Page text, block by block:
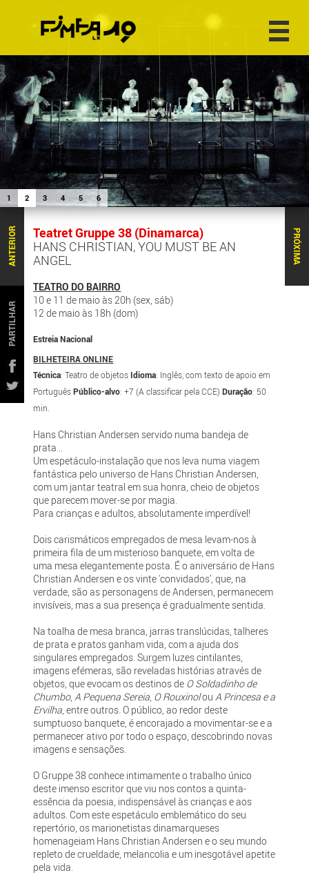
1 2 3 4 5 6
PRÓXIMA
ANTERIOR
PARTILHAR
Teatret Gruppe 38 (Dinamarca)
HANS CHRISTIAN, YOU MUST BE AN
ANGEL
TEATRO DO BAIRRO
10 e 11 de maio às 20h (sex, sáb)
12 de maio às 18h (dom)
Estreia Nacional
BILHETEIRA ONLINE
Técnica: Teatro de objetos Idioma: Inglês, com texto de apoio em
PortuguêsPúblico-alvo: +7 (A classificar pela CCE)Duração: 50
min.
Hans Christian Andersen servido numa bandeja de
prata...
Um espetáculo-instalação que nos leva numa viagem
fantástica pelo universo de Hans Christian Andersen,
com um jantar teatral em sua honra, cheio de objetos
que parecem mover-se por magia.
Para crianças e adultos, absolutamente imperdível!
Dois carismáticos empregados de mesa levam-nos à
primeira fila de um misterioso banquete, em volta de
uma mesa elegantemente posta. É o aniversário de Hans
Christian Andersen e os vinte 'convidados’, que, na
verdade, são as personagens de Andersen, permanecem
invisíveis, mas a sua presença é gradualmente sentida.
Na toalha de mesa branca, jarras translúcidas, talheres
de prata e pratos ganham vida, com a ajuda dos
singulares empregados. Surgem luzes cintilantes,
imagens efémeras, são reveladas histórias através de
objetos, que evocam os destinos de O Soldadinho de
Chumbo,A Pequena Sereia, O RouxinolouA Princesa e a
Ervilha, entre outros. O público, ao redor deste
sumptuoso banquete, é encorajado a movimentar-se e a
permanecer ativo por todo o espaço, descobrindo novas
imagens e sensações.
O Gruppe 38 conhece intimamente o trabalho único
deste imenso escritor que viu nos contos a quinta-
essência da poesia, indispensável às crianças e aos
adultos. Com este espetáculo emblemático do seu
repertório, os marionetistas dinamarqueses
homenageiam Hans Christian Andersen e o seu mundo
repleto de crueldade, melancolia e um inesgotável apetite
pela vida.